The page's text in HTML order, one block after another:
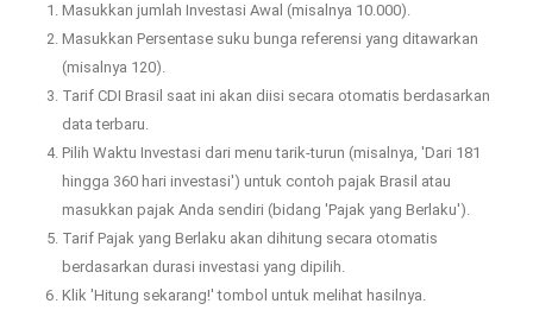
Masukkan jumlah Investasi Awal (misalnya 10.000).
Masukkan Persentase suku bunga referensi yang ditawarkan
(misalnya 120).
Tarif CDI Brasil saat ini akan diisi secara otomatis berdasarkan
data terbaru.
Pilih Waktu Investasi dari menu tarik-turun (misalnya, 'Dari 181
hingga 360 hari investasi') untuk contoh pajak Brasil atau
masukkan pajak Anda sendiri (bidang 'Pajak yang Berlaku').
Tarif Pajak yang Berlaku akan dihitung secara otomatis
berdasarkan durasi investasi yang dipilih.
Klik 'Hitung sekarang!' tombol untuk melihat hasilnya.